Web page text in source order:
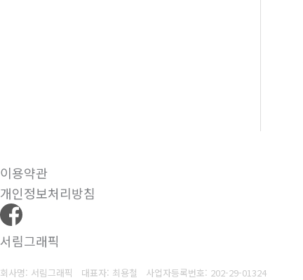
이용약관
개인정보처리방침
서림그래픽
회사명: 서림그래픽 대표자: 최용철 사업자등록번호: 202-29-01324